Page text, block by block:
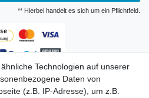
** Hierbei handelt es sich um ein Pflichtfeld.
Technologien auf unserer
Daten von
(z.B. IP-Adresse), um z.B.